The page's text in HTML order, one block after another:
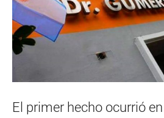
El primer hecho ocurrió